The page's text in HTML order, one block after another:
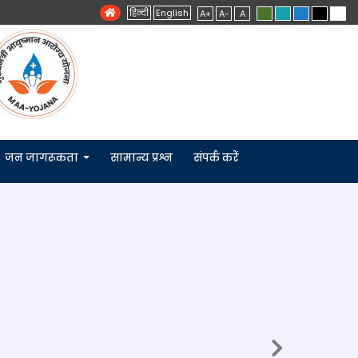
हिन्दी English A+ A- A
जन जागरूकता सामान्य प्रश्न संपर्क करें